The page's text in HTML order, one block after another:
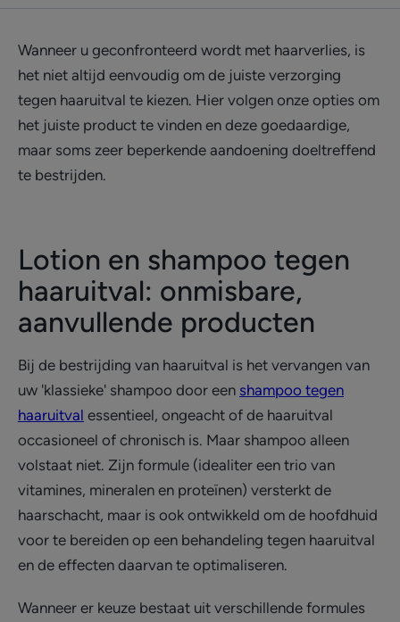
Wanneer u geconfronteerd wordt met haarverlies, is
het niet altijd eenvoudig om de juiste verzorging
tegen haaruitval te kiezen. Hier volgen onze opties om
het juiste product te vinden en deze goedaardige,
maar soms zeer beperkende aandoening doeltreffend
te bestrijden.
Lotion en shampoo tegen
haaruitval: onmisbare,
aanvullende producten
Bij de bestrijding van haaruitval is het vervangen van
uw 'klassieke' shampoo door een shampoo tegen
haaruitval essentieel, ongeacht of de haaruitval
occasioneel of chronisch is. Maar shampoo alleen
volstaat niet. Zijn formule (idealiter een trio van
vitamines, mineralen en proteïnen) versterkt de
haarschacht, maar is ook ontwikkeld om de hoofdhuid
voor te bereiden op een behandeling tegen haaruitval
en de effecten daarvan te optimaliseren.
Wanneer er keuze bestaat uit verschillende formules